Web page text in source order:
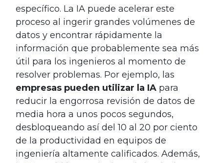
específico. La IA puede acelerar este
proceso al ingerir grandes volúmenes de
datos y encontrar rápidamente la
información que probablemente sea más
útil para los ingenieros al momento de
resolver problemas. Por ejemplo, las
empresas pueden utilizar la IA para
reducir la engorrosa revisión de datos de
media hora a unos pocos segundos,
desbloqueando así del 10 al 20 por ciento
de la productividad en equipos de
ingeniería altamente calificados. Además,